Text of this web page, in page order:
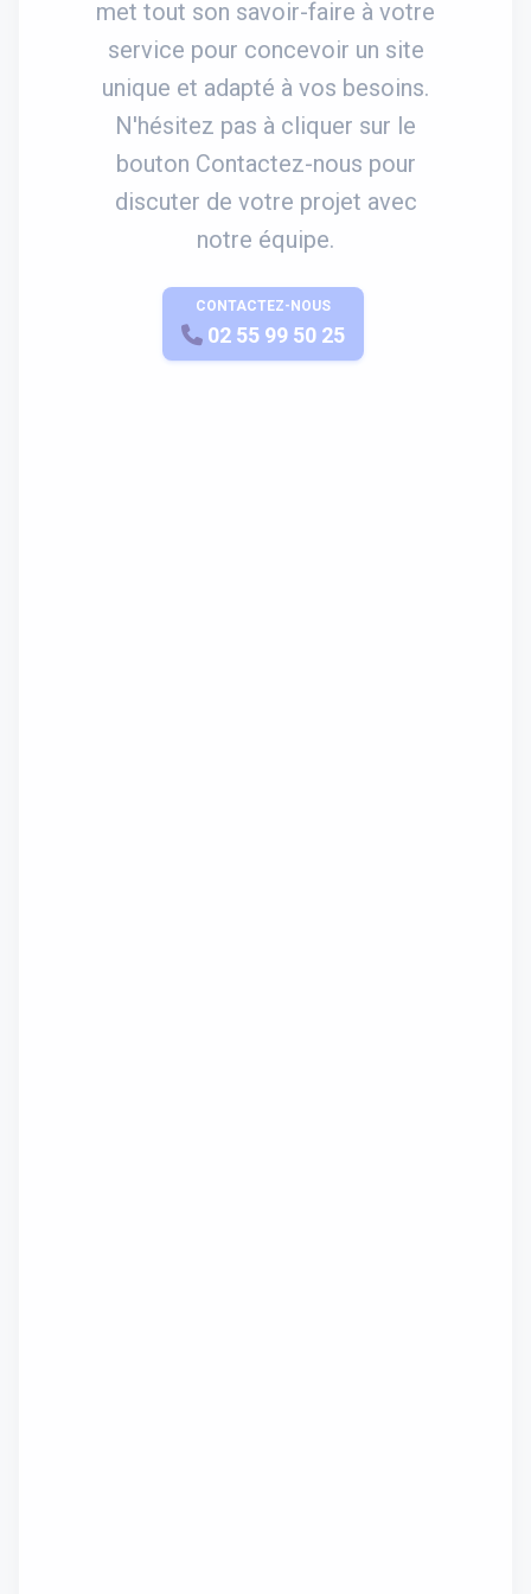
met tout son savoir-faire à votre
service pour concevoir un site
unique et adapté à vos besoins.
N'hésitez pas à cliquer sur le
bouton Contactez-nous pour
discuter de votre projet avec
notre équipe.
CONTACTEZ-NOUS
APPELEZ-NOUS
02 55 99 50 25